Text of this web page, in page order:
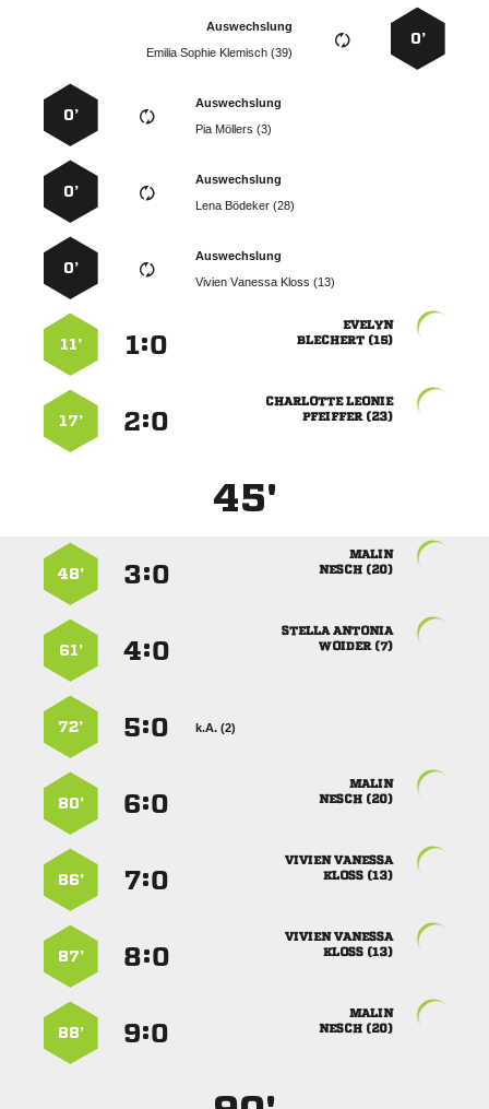
0’
Auswechslung
   
Auswechslung
  
0’
Auswechslung
  
0’
Auswechslung
   
0’

 
:
11’
 
 
:
17’
45'

 
:
48’
 
 
:
61’
k.A. (2)
:
72’

 
:
80’
 
 
:
86’
 
 
:
87’

 
:
88’